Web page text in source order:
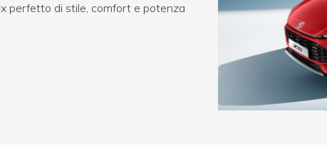
perfetto di stile, comfort e potenza